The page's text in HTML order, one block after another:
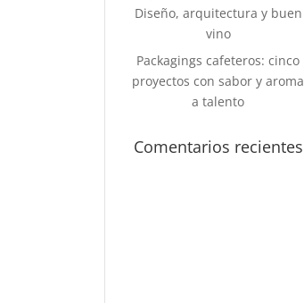
Diseño, arquitectura y buen
vino
Packagings cafeteros: cinco
proyectos con sabor y aroma
a talento
Comentarios recientes